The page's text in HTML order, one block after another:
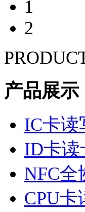
1
2
产品展示
IC卡读
ID卡读
NFC全
CPU卡